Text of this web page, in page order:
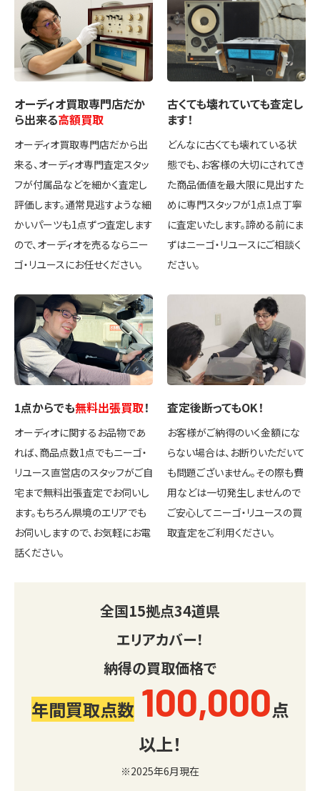
オーディオ買取専門店だか
ら出来る高額買取
オーディオ買取専門店だから出
来る、オーディオ専門査定スタッ
フが付属品などを細かく査定し
評価します。通常見逃すような細
かいパーツも1点ずつ査定します
ので、オーディオを売るならニー
ゴ・リユースにお任せください。
古くても壊れていても査定し
ます！
どんなに古くても壊れている状
態でも、お客様の大切にされてき
た商品価値を最大限に見出すた
めに専門スタッフが1点1点丁寧
に査定いたします。諦める前にま
ずはニーゴ・リユースにご相談く
ださい。
1点からでも無料出張買取！
オーディオに関するお品物であ
れば、商品点数1点でもニーゴ・
リユース直営店のスタッフがご自
宅まで無料出張査定でお伺いし
ます。もちろん県境のエリアでも
お伺いしますので、お気軽にお電
話ください。
査定後断ってもOK！
お客様がご納得のいく金額にな
らない場合は、お断りいただいて
も問題ございません。その際も費
用などは一切発生しませんので
ご安心してニーゴ・リユースの買
取査定をご利用ください。
全国15拠点34道県
エリアカバー！
納得の買取価格で
年間買取点数 100,000点
以上！
※2025年6月現在